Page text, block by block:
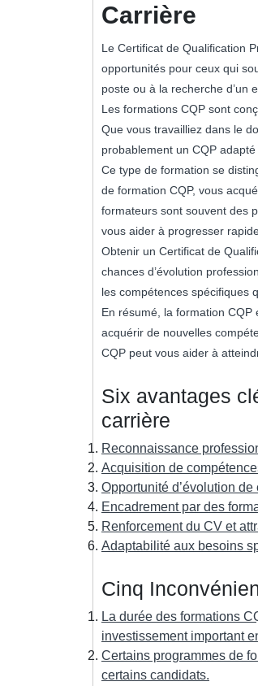
Carrière
Le Certificat de Qualification
opportunités pour ceux qui
poste ou à la recherche d’un
Les formations CQP sont
Que vous travailliez dans le
probablement un CQP adapté
Ce type de formation se
de formation CQP, vous
formateurs sont souvent des
vous aider à progresser
Obtenir un Certificat de
chances d’évolution
les compétences spécifiques
En résumé, la formation
acquérir de nouvelles
CQP peut vous aider à
Six avantages
carrière
Reconnaissance
Acquisition de
Opportunité d’évolution de
Encadrement par des
Renforcement du CV et
Adaptabilité aux besoins
Cinq
La durée des formations
investissement important
Certains programmes de
certains candidats.